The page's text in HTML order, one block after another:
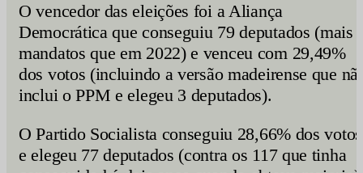
O vencedor das eleições foi a Aliança
Democrática que conseguiu 79 deputados (mais
mandatos que em 2022) e venceu com 29,49%
dos votos (incluindo a versão madeirense que
inclui o PPM e elegeu 3 deputados).
O Partido Socialista conseguiu 28,66% dos votos
e elegeu 77 deputados (contra os 117 que tinha